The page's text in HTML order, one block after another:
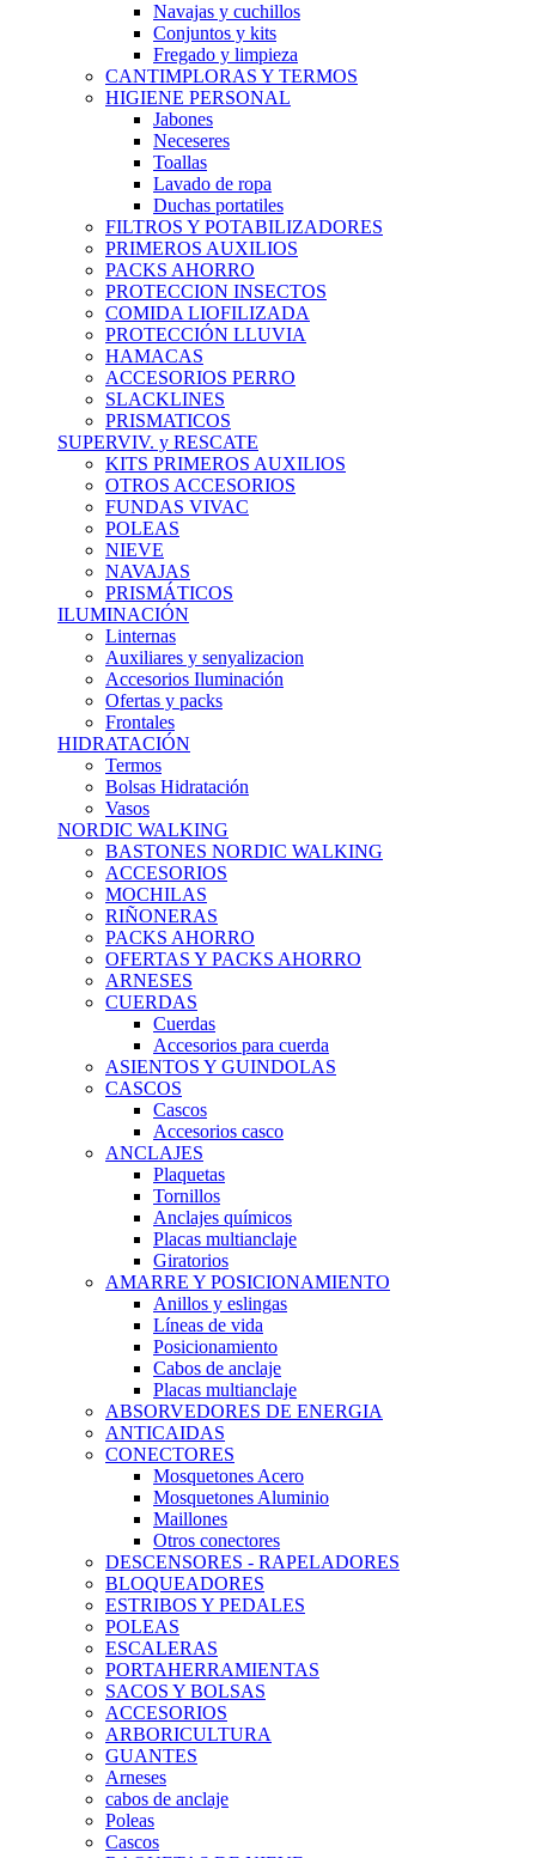
Navajas y cuchillos
Conjuntos y kits
Fregado y limpieza
CANTIMPLORAS Y TERMOS
HIGIENE PERSONAL
Jabones
Neceseres
Toallas
Lavado de ropa
Duchas portatiles
FILTROS Y POTABILIZADORES
PRIMEROS AUXILIOS
PACKS AHORRO
PROTECCION INSECTOS
COMIDA LIOFILIZADA
PROTECCIÓN LLUVIA
HAMACAS
ACCESORIOS PERRO
SLACKLINES
PRISMATICOS
SUPERVIV. y RESCATE
KITS PRIMEROS AUXILIOS
OTROS ACCESORIOS
FUNDAS VIVAC
POLEAS
NIEVE
NAVAJAS
PRISMÁTICOS
ILUMINACIÓN
Linternas
Auxiliares y senyalizacion
Accesorios Iluminación
Ofertas y packs
Frontales
HIDRATACIÓN
Termos
Bolsas Hidratación
Vasos
NORDIC WALKING
BASTONES NORDIC WALKING
ACCESORIOS
MOCHILAS
RIÑONERAS
PACKS AHORRO
OFERTAS Y PACKS AHORRO
ARNESES
CUERDAS
Cuerdas
Accesorios para cuerda
ASIENTOS Y GUINDOLAS
CASCOS
Cascos
Accesorios casco
ANCLAJES
Plaquetas
Tornillos
Anclajes químicos
Placas multianclaje
Giratorios
AMARRE Y POSICIONAMIENTO
Anillos y eslingas
Líneas de vida
Posicionamiento
Cabos de anclaje
Placas multianclaje
ABSORVEDORES DE ENERGIA
ANTICAIDAS
CONECTORES
Mosquetones Acero
Mosquetones Aluminio
Maillones
Otros conectores
DESCENSORES - RAPELADORES
BLOQUEADORES
ESTRIBOS Y PEDALES
POLEAS
ESCALERAS
PORTAHERRAMIENTAS
SACOS Y BOLSAS
ACCESORIOS
ARBORICULTURA
GUANTES
Arneses
cabos de anclaje
Poleas
Cascos